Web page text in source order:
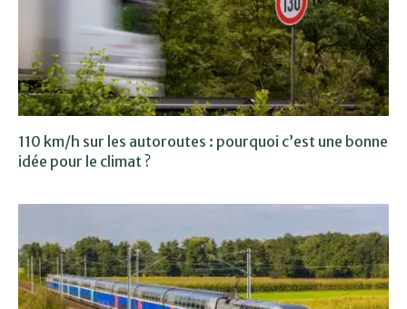
110 km/h sur les autoroutes : pourquoi c’est une bonne
idée pour le climat ?